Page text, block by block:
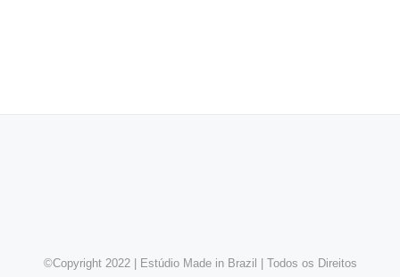
©Copyright 2022 | Estúdio Made in Brazil | Todos os Direitos